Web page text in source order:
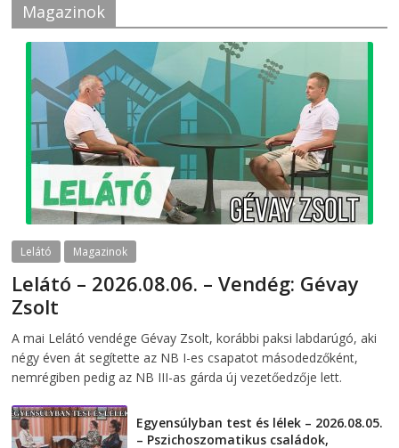
Magazinok
Lelátó Magazinok
Lelátó – 2026.08.06. – Vendég: Gévay
Zsolt
A mai Lelátó vendége Gévay Zsolt, korábbi paksi labdarúgó, aki
négy éven át segítette az NB I-es csapatot másodedzőként,
nemrégiben pedig az NB III-as gárda új vezetőedzője lett.
Egyensúlyban test és lélek – 2026.08.05.
– Pszichoszomatikus családok,